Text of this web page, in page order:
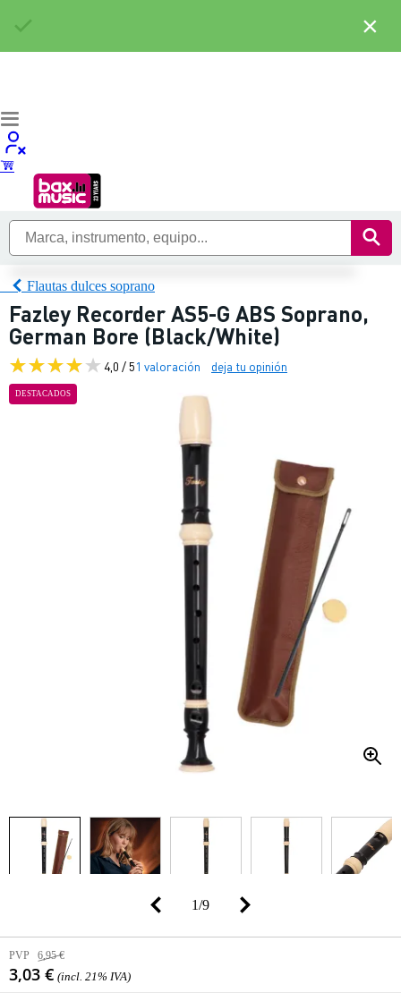
Flautas dulces soprano
Fazley Recorder AS5-G ABS Soprano,
German Bore (Black/White)
4,0 / 51 valoración deja tu opinión
DESTACADOS
1/9
PVP 6,95 €
3,03 € (incl. 21% IVA)
×